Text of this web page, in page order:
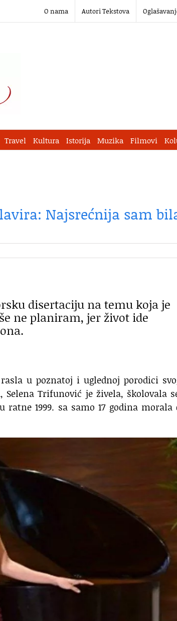
O nama Autori Tekstova
Travel Kultura Istorija Muzika Filmovi
Najsrećnija sam
disertaciju na temu koja je
ne planiram, jer život ide
u poznatoj i uglednoj porodici
Trifunović je živela, školovala
1999. sa samo 17 godina morala